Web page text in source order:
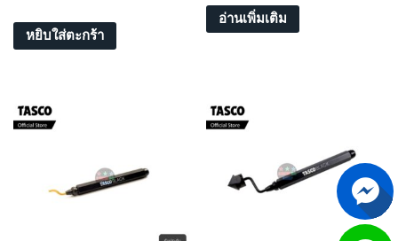
หยิบใส่ตะกร้า
อ่านเพิ่มเติม